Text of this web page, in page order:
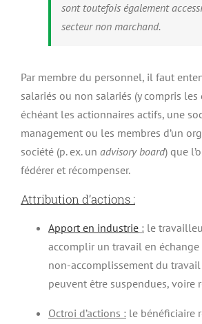
sont toutefois également
secteur non marchand.
Par membre du personnel, il faut
salariés ou non salariés (y compris les
échéant les actionnaires actifs, une
management ou les membres d’un
société (p. ex. un advisory board) que
fédérer et récompenser.
Attribution d’actions :
Apport en industrie: le
accomplir un travail en échange
non-accomplissement du
peuvent être suspendues, voire
Octroi d’actions : le bénéficiaire